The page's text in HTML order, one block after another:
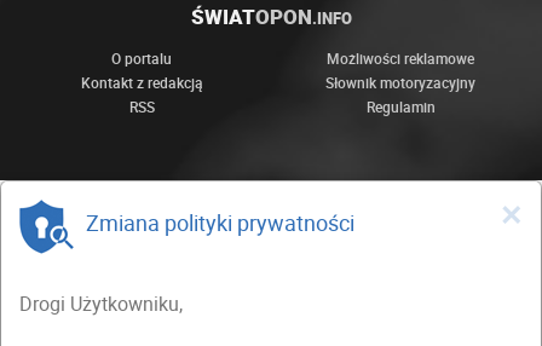
ŚWIATOPON.INFO
O portalu
Możliwości reklamowe
Kontakt z redakcją
Słownik motoryzacyjny
RSS
Regulamin
×
Zmiana polityki prywatności
Drogi Użytkowniku,